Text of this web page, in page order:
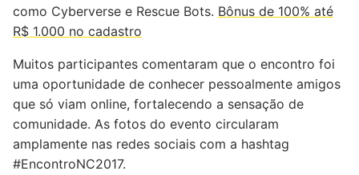
como Cyberverse e Rescue Bots. Bônus de 100% até
R$ 1.000 no cadastro
Muitos participantes comentaram que o encontro foi
uma oportunidade de conhecer pessoalmente amigos
que só viam online, fortalecendo a sensação de
comunidade. As fotos do evento circularam
amplamente nas redes sociais com a hashtag
#EncontroNC2017.